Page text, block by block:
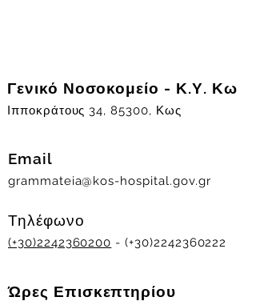
Γενικό Νοσοκομείο - Κ.Υ. Κω
Ιπποκράτους 34, 85300, Κως
Email
grammateia@kos-hospital.gov.gr
Τηλέφωνο
(+30)2242360200 - (+30)2242360222
Ώρες Επισκεπτηρίου